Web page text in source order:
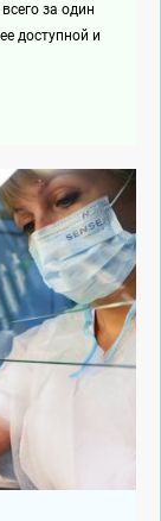
за один
доступной и